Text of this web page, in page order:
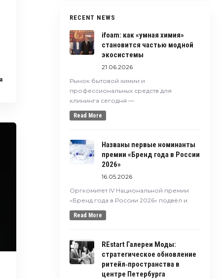
RECENT NEWS
ifoam: как «умная химия»
становится частью модной
экосистемы
21.06.2026
Рынок бытовой химии и
профессиональных средств для
клининга сегодня —
Read More
Названы первые номинанты
премии «Бренд года в России
2026»
16.05.2026
Оргкомитет IV Национальной премии
«Бренд года в России 2026» подвёл и
Read More
REstart Галереи Моды:
стратегическое обновление
ритейл‑пространства в
центре Петербурга